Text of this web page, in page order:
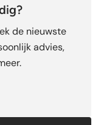
de nieuwste
advies,